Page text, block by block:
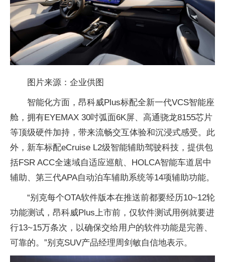
图片来源：企业供图
智能化方面，昂科威Plus标配全新一代VCS智能座
舱，拥有EYEMAX 30吋弧面6K屏、高通骁龙8155芯片
等顶级硬件加持，带来流畅交互体验和沉浸式感受。此
外，新车标配eCruise L2级智能辅助驾驶科技，提供包
括FSR ACC全速域自适应巡航、HOLCA智能车道居中
辅助、第三代APA自动泊车辅助系统等14项辅助功能。
“别克每个OTA软件版本在推送前都要经历10~12轮
功能测试，昂科威Plus上市前，仅软件测试用例就要进
行13~15万条次，以确保交给用户的软件功能是完善、
可靠的。”别克SUV产品经理周剑敏自信地表示。